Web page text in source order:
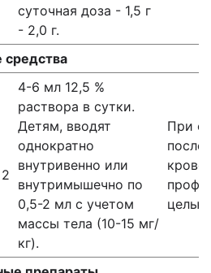
суточная доза - 1,5 г
- 2,0 г.
средства
4-6 мл 12,5 %
раствора в сутки.
Детям, вводят
однократно
внутривенно или
внутримышечно по
0,5-2 мл с учетом
массы тела (10-15 мг/
кг).
При
целью